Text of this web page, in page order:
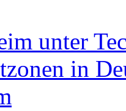
unter
in